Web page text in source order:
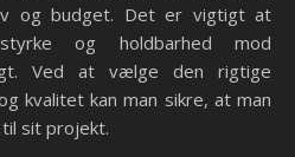
og budget. Det er vigtigt at
og holdbarhed mod
Ved at vælge den rigtige
kvalitet kan man sikre, at man
sit projekt.